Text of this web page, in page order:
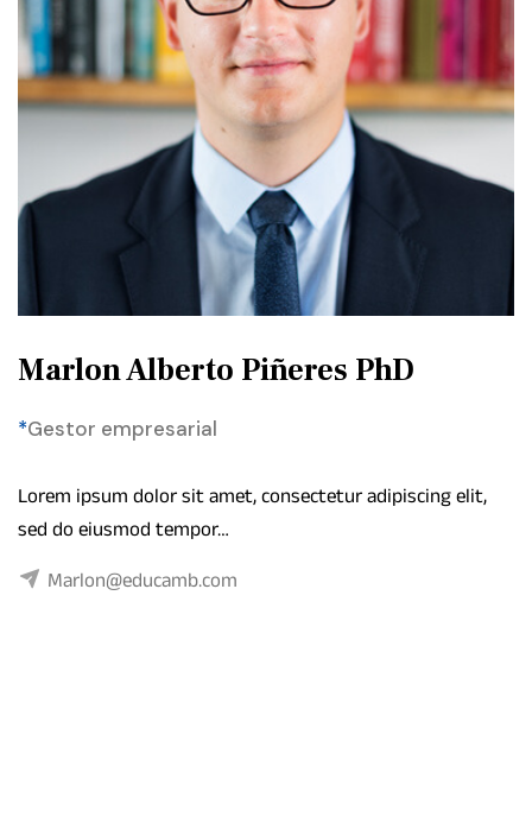
Marlon Alberto Piñeres PhD
*Gestor empresarial
Lorem ipsum dolor sit amet, consectetur adipiscing elit,
sed do eiusmod tempor…
Marlon@educamb.com